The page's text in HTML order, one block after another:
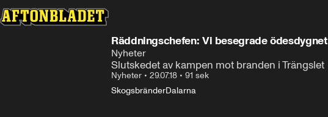
Räddningschefen: Vi besegrade ödesdygnet
Nyheter
Slutskedet av kampen mot branden i Trängslet
Nyheter • 29.07.18 • 91 sek
SkogsbränderDalarna